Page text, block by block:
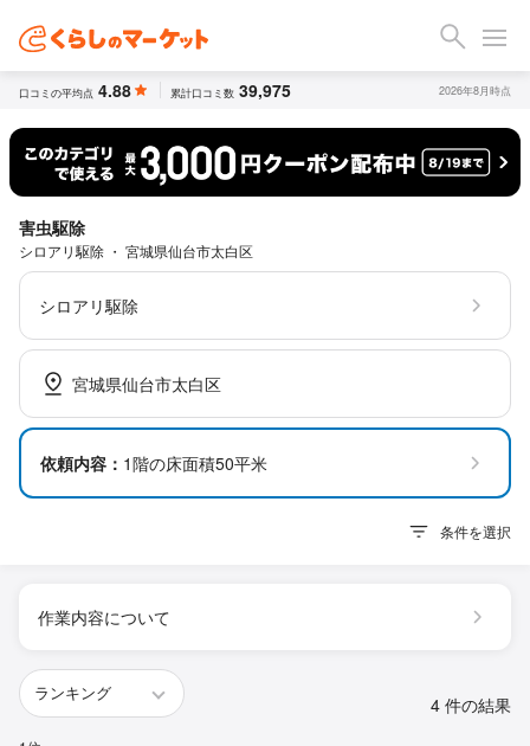
口コミの平均点 4.88 累計口コミ数 39,975 2026年8月時点
害虫駆除
シロアリ駆除 ・ 宮城県仙台市太白区
シロアリ駆除
宮城県仙台市太白区
依頼内容： 1階の床面積50平米
条件を選択
作業内容について
4 件の結果